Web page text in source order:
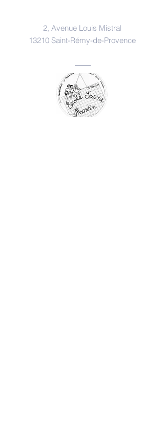
2, Avenue Louis Mistral
13210 Saint-Rémy-de-Provence